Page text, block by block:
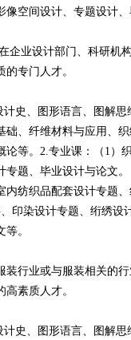
空间设计、专题设计
业设计部门、科研机
专门人才。
、图形语言、图解思
、纤维材料与应用、
等。2.专业课：（1）
题、毕业设计与论文
纺织品配套设计专题
印染设计专题、绗绣设
。
行业或与服装相关的行
素质人才。
、图形语言、图解思